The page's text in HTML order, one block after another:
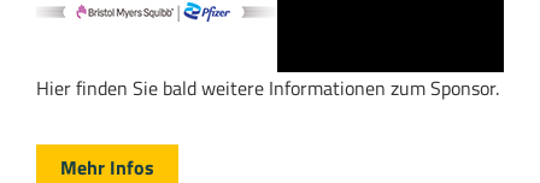
Hier finden Sie bald weitere Informationen zum Sponsor.
Mehr Infos